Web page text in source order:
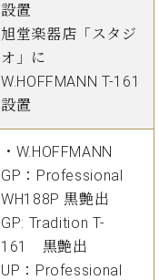
設置
旭堂楽器店「スタジ
オ」に
W.HOFFMANN T-161
設置
・W.HOFFMANN
GP：Professional
WH188P 黒艶出
GP: Tradition T-
161 黒艶出
UP：Professional